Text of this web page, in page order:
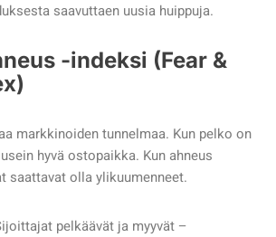
saavuttaen uusia huippuja.
-indeksi (Fear &
markkinoiden tunnelmaa. Kun pelko on
hyvä ostopaikka. Kun ahneus
saattavat olla ylikuumenneet.
pelkäävät ja myyvät –